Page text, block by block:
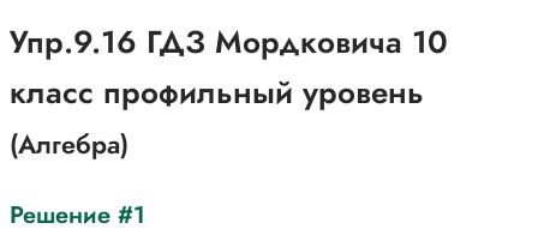
Упр.9.16 ГДЗ Мордковича 10
класс профильный уровень
(Алгебра)
Решение #1